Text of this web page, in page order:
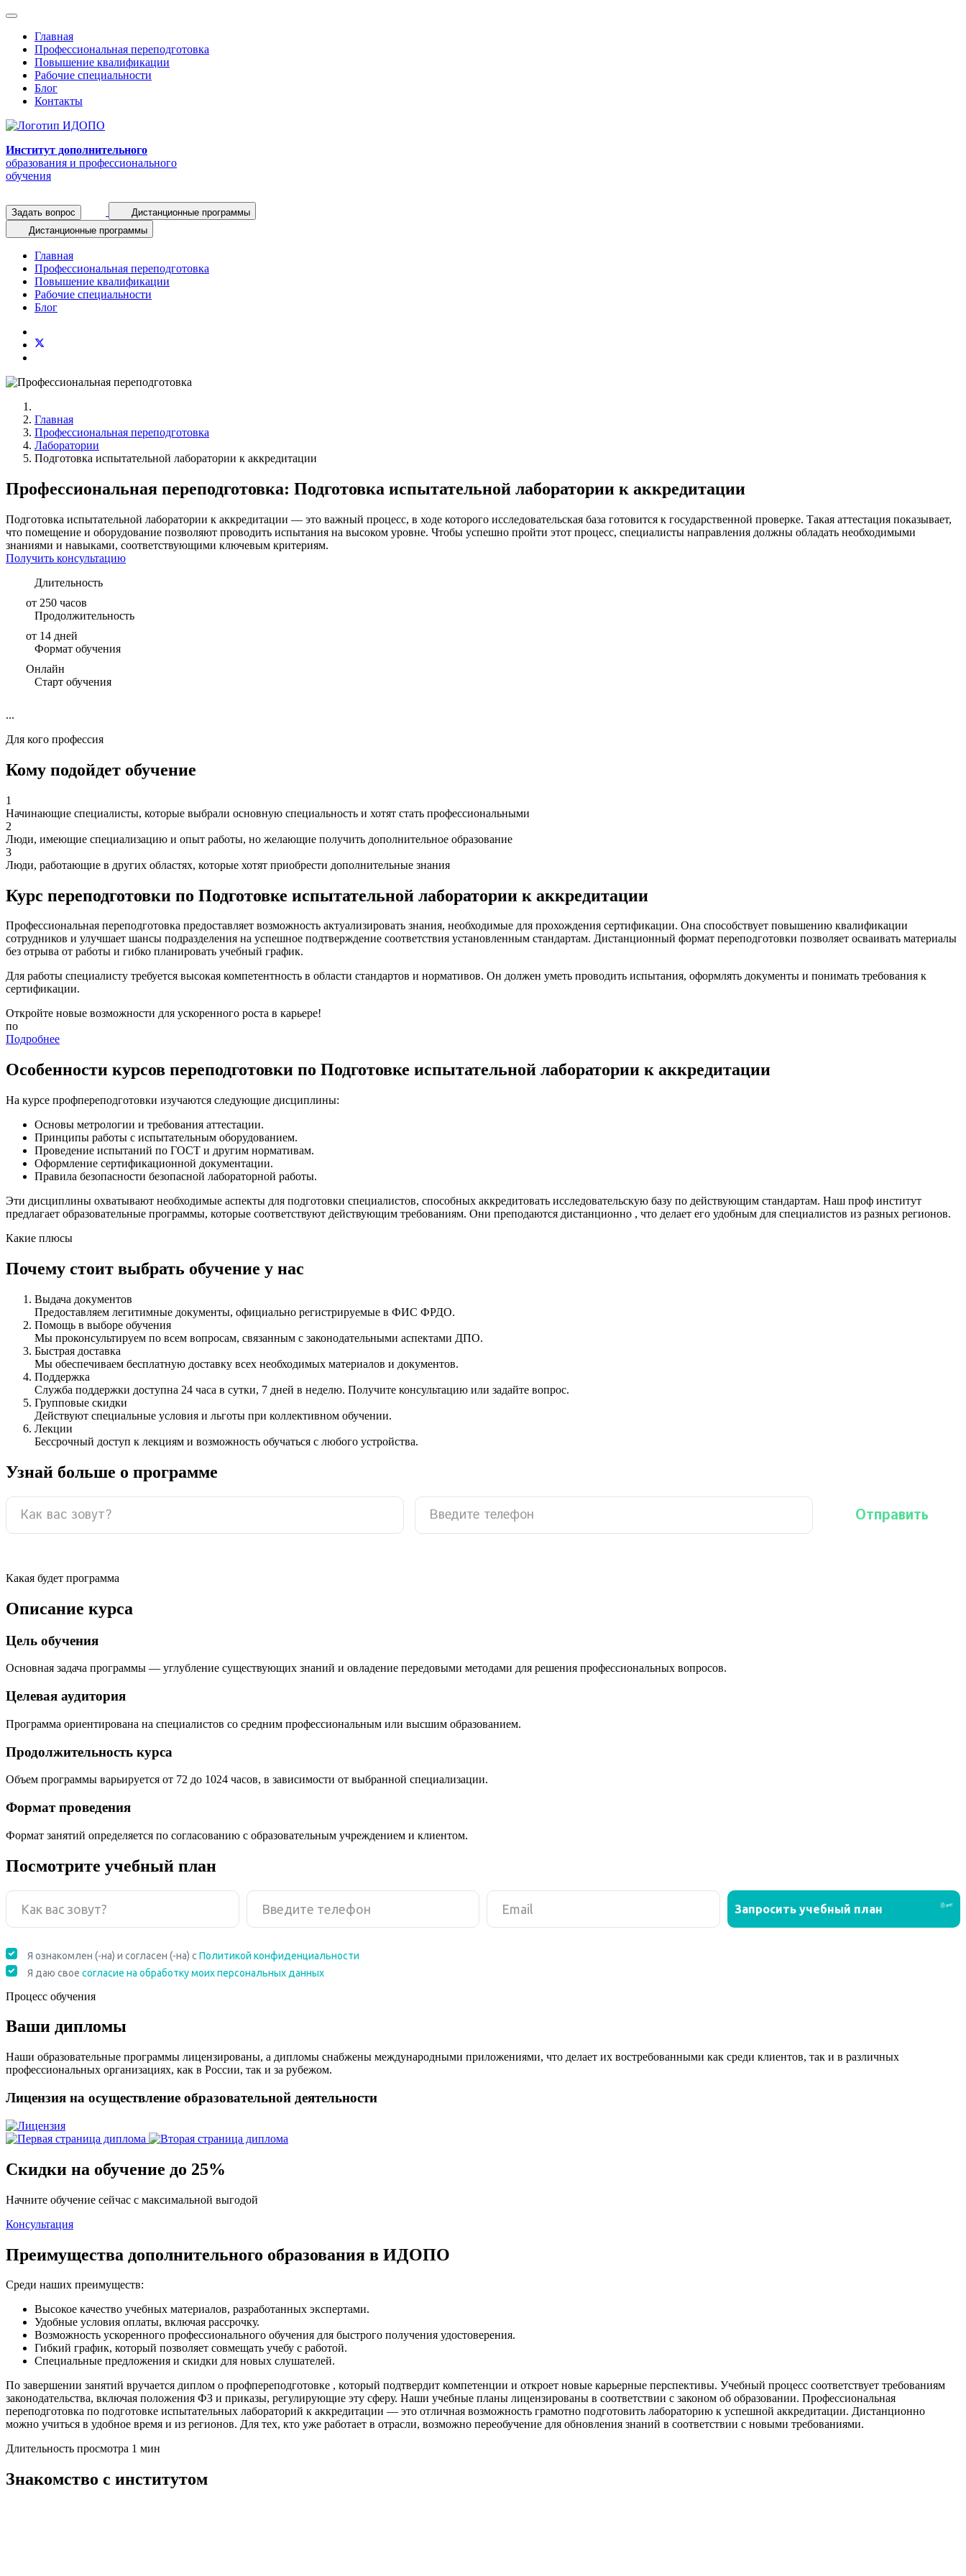
Главная
Профессиональная переподготовка
Повышение квалификации
Рабочие специальности
Блог
Контакты
Институт дополнительного
образования и профессионального
обучения
Задать вопрос
Дистанционные программы
Дистанционные программы
Главная
Профессиональная переподготовка
Повышение квалификации
Рабочие специальности
Блог
Главная
Профессиональная переподготовка
Лаборатории
Подготовка испытательной лаборатории к аккредитации
Профессиональная переподготовка: Подготовка испытательной лаборатории к аккредитации
Подготовка испытательной лаборатории к аккредитации — это важный процесс, в ходе которого исследовательская база готовится к государственной проверке. Такая аттестация показывает,
что помещение и оборудование позволяют проводить испытания на высоком уровне. Чтобы успешно пройти этот процесс, специалисты направления должны обладать необходимыми
знаниями и навыками, соответствующими ключевым критериям.
Получить консультацию
Длительность
от 250 часов
Продолжительность
от 14 дней
Формат обучения
Онлайн
Старт обучения
...
Для кого профессия
Кому подойдет обучение
1
Начинающие специалисты, которые выбрали основную специальность и хотят стать профессиональными
2
Люди, имеющие специализацию и опыт работы, но желающие получить дополнительное образование
3
Люди, работающие в других областях, которые хотят приобрести дополнительные знания
Курс переподготовки по Подготовке испытательной лаборатории к аккредитации
Профессиональная переподготовка предоставляет возможность актуализировать знания, необходимые для прохождения сертификации. Она способствует повышению квалификации
сотрудников и улучшает шансы подразделения на успешное подтверждение соответствия установленным стандартам. Дистанционный формат переподготовки позволяет осваивать материалы
без отрыва от работы и гибко планировать учебный график.
Для работы специалисту требуется высокая компетентность в области стандартов и нормативов. Он должен уметь проводить испытания, оформлять документы и понимать требования к
сертификации.
Откройте новые возможности для ускоренного роста в карьере!
по
Подробнее
Особенности курсов переподготовки по Подготовке испытательной лаборатории к аккредитации
На курсе профпереподготовки изучаются следующие дисциплины:
Основы метрологии и требования аттестации.
Принципы работы с испытательным оборудованием.
Проведение испытаний по ГОСТ и другим нормативам.
Оформление сертификационной документации.
Правила безопасности безопасной лабораторной работы.
Эти дисциплины охватывают необходимые аспекты для подготовки специалистов, способных аккредитовать исследовательскую базу по действующим стандартам. Наш проф институт
предлагает образовательные программы, которые соответствуют действующим требованиям. Они преподаются дистанционно , что делает его удобным для специалистов из разных регионов.
Какие плюсы
Почему стоит выбрать обучение у нас
Выдача документов
Предоставляем легитимные документы, официально регистрируемые в ФИС ФРДО.
Помощь в выборе обучения
Мы проконсультируем по всем вопросам, связанным с законодательными аспектами ДПО.
Быстрая доставка
Мы обеспечиваем бесплатную доставку всех необходимых материалов и документов.
Поддержка
Служба поддержки доступна 24 часа в сутки, 7 дней в неделю. Получите консультацию или задайте вопрос.
Групповые скидки
Действуют специальные условия и льготы при коллективном обучении.
Лекции
Бессрочный доступ к лекциям и возможность обучаться с любого устройства.
Узнай больше о программе
Какая будет программа
Описание курса
Цель обучения
Основная задача программы — углубление существующих знаний и овладение передовыми методами для решения профессиональных вопросов.
Целевая аудитория
Программа ориентирована на специалистов со средним профессиональным или высшим образованием.
Продолжительность курса
Объем программы варьируется от 72 до 1024 часов, в зависимости от выбранной специализации.
Формат проведения
Формат занятий определяется по согласованию с образовательным учреждением и клиентом.
Посмотрите учебный план
Процесс обучения
Ваши дипломы
Наши образовательные программы лицензированы, а дипломы снабжены международными приложениями, что делает их востребованными как среди клиентов, так и в различных
профессиональных организациях, как в России, так и за рубежом.
Лицензия на осуществление образовательной деятельности
Скидки на обучение до 25%
Начните обучение сейчас с максимальной выгодой
Консультация
Преимущества дополнительного образования в ИДОПО
Среди наших преимуществ:
Высокое качество учебных материалов, разработанных экспертами.
Удобные условия оплаты, включая рассрочку.
Возможность ускоренного профессионального обучения для быстрого получения удостоверения.
Гибкий график, который позволяет совмещать учебу с работой.
Специальные предложения и скидки для новых слушателей.
По завершении занятий вручается диплом о профпереподготовке , который подтвердит компетенции и откроет новые карьерные перспективы. Учебный процесс соответствует требованиям
законодательства, включая положения ФЗ и приказы, регулирующие эту сферу. Наши учебные планы лицензированы в соответствии с законом об образовании. Профессиональная
переподготовка по подготовке испытательных лабораторий к аккредитации — это отличная возможность грамотно подготовить лабораторию к успешной аккредитации. Дистанционно
можно учиться в удобное время и из регионов. Для тех, кто уже работает в отрасли, возможно переобучение для обновления знаний в соответствии с новыми требованиями.
Длительность просмотра 1 мин
Знакомство с институтом